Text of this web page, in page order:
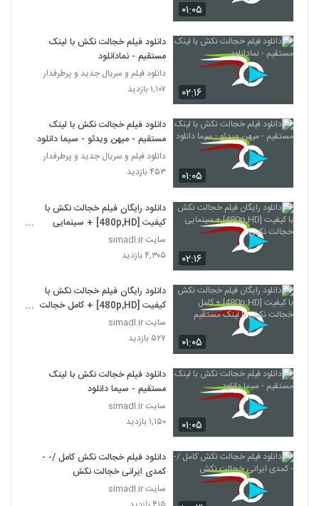
۰۱:۰۵
۰۲:۱۶
دانلود فیلم خجالت نکش با لینک
مستقیم - نمادانلود
دانلود فیلم و سریال جدید و پرطرفدار
۱,۱۰۷ بازدید
۰۱:۰۵
دانلود فیلم خجالت نکش با لینک
مستقیم - میهن ویدئو - سیما دانلود
دانلود فیلم و سریال جدید و پرطرفدار
۴۵۳ بازدید
۰۲:۱۶
دانلود رایگان فیلم خجالت نکش با
کیفیت [480p,HD] + سینمایی
خجالت نکش
سایت simadl.ir
۴,۳۰۵ بازدید
۰۱:۰۵
دانلود رایگان فیلم خجالت نکش با
کیفیت [480p,HD] + کامل خجالت
نکش با لینک مستقیم
سایت simadl.ir
۵۲۷ بازدید
۰۱:۰۵
دانلود فیلم خجالت نکش با لینک
مستقیم - سیما دانلود
سایت simadl.ir
۱,۱۵۰ بازدید
دانلود فیلم خجالت نکش کامل /- -
کمدی ایرانی خجالت نکش
سایت simadl.ir